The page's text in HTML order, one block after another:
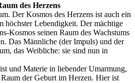
des Herzens
Der Kosmos des Herzens ist auch ein
höchster Lebendigkeit. Der mächtige
Kosmos seinen Raum des Wachstums
Das Männliche (der Impuls) und der
das Weibliche: sie sind nun in
und Materie in liebender Umarmung,
der Geburt im Herzen. Hier ist